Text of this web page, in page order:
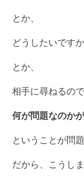
とか、
どうしたいです
とか、
相手に尋ねるの
何が問題なのか
ということが問
だから、こうしま